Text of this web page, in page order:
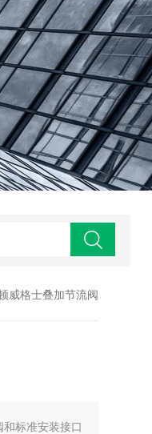
威格士叠加节流阀
标准安装接口